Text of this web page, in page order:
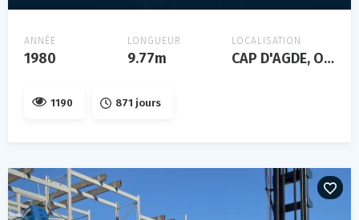
ANNÉE
1980
LONGUEUR
9.77m
LOCALISATION
CAP D'AGDE, Occitanie, FRANCE
1190 871 jours